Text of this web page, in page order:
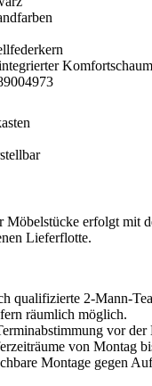
Lieferflotte.
qualifizierte 2-Mann-
räumlich möglich.
vor
von Montag